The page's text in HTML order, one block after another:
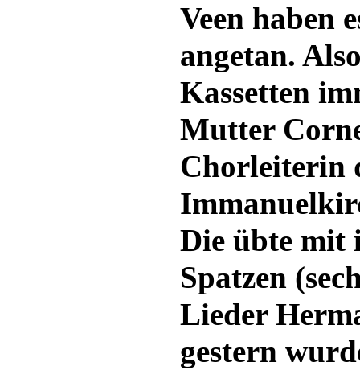
Veen haben
angetan.
Kassetten
Mutter
Chorleiterin
Die übte mit
Spatzen
Lieder
gestern